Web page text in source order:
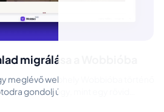
migrálása a Wobbióba
meglévő webhely Wobbióba történő
gondolj úgy, mint egy rövid